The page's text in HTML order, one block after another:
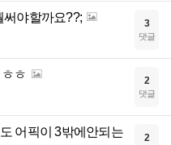
써야할까요??; 3
댓글
ㅎ 2
댓글
어픽이 3밖에안되는
2